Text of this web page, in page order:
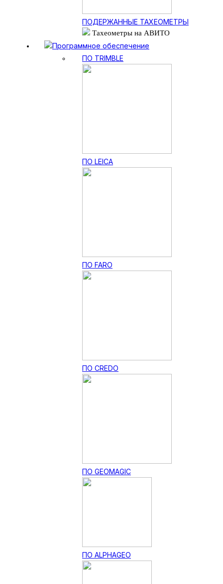
ПОДЕРЖАННЫЕ ТАХЕОМЕТРЫ
Тахеометры на АВИТО
Программное обеспечение
ПО TRIMBLE
ПО LEICA
ПО FARO
ПО CREDO
ПО GEOMAGIC
ПО ALPHAGEO